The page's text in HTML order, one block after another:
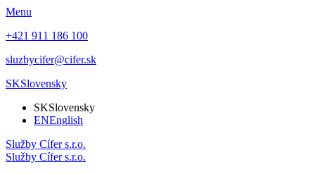
Menu
+421 911 186 100
sluzbycifer@cifer.sk
SKSlovensky
SKSlovensky
ENEnglish
Služby Cífer s.r.o.
Služby Cífer s.r.o.